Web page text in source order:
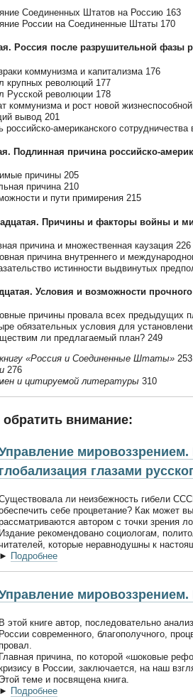
Соединенных Штатов на Россию 163
России на Соединенные Штаты 170
Россия после разрушительной фазы
коммунизма и капитализма 176
крупных революций 177
Русской революции 178
коммунизма и рост новой
вывод 201
российско-американского
Подлинная причина российско-
причины 205
причина 210
и пути примирения 215
Причины и факторы войны и
причина и множественная каузация 226
причина внутреннего и
истинности выдвинутых
Условия и возможности
причины провала всех предыдущих
обязательных условия для
ли предлагаемый план? 249
«Россия и Соединенные Штаты» 253
276
и цитируемой литературы 310
внимание:
глобализация глазами
ли неизбежность гибели
себе процветание? Как может
автором с точки зрения
Издание рекомендовано социологам,
которые неравнодушны к
► Подробнее
В этой книге автор, последовательно
России современного, благополучного,
провал.
Главная причина, по которой «шоковые
в России, заключается, на наш
Этой теме и посвящена книга.
► Подробнее